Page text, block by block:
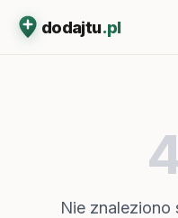
dodajtu.pl
Nie znaleziono